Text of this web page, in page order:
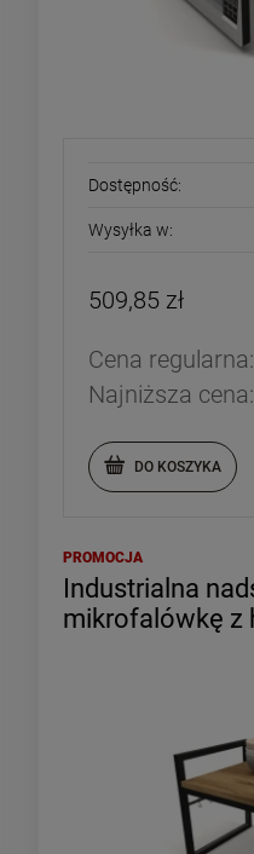
Dostępność:
Wysyłka w:
509,85 zł
Cena regularna:
Najniższa cena:
DO KOSZYKA
Industrialna
mikrofalówkę z
PROMOCJA